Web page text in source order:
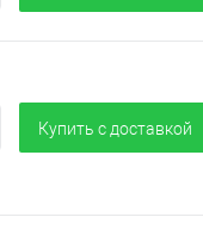
Купить c доставкой